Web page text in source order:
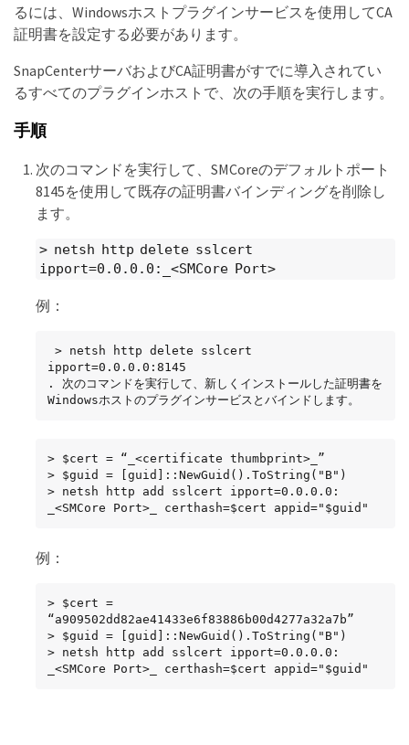
るには、Windowsホストプラグインサービスを使用してCA
証明書を設定する必要があります。
SnapCenterサーバおよびCA証明書がすでに導入されてい
るすべてのプラグインホストで、次の手順を実行します。
手順
次のコマンドを実行して、SMCoreのデフォルトポート
8145を使用して既存の証明書バインディングを削除し
ます。
> netsh http delete sslcert
ipport=0.0.0.0:_<SMCore Port>
例：
ipport=0.0.0.0:8145
. 次のコマンドを実行して、新しくインストールした証明書を
Windowsホストのプラグインサービスとバインドします。
> $cert = “_<certificate thumbprint>_”
> $guid = [guid]::NewGuid().ToString("B")
> netsh http add sslcert ipport=0.0.0.0:
_<SMCore Port>_ certhash=$cert appid="$guid"
例：
> $cert =
“a909502dd82ae41433e6f83886b00d4277a32a7b”
> $guid = [guid]::NewGuid().ToString("B")
> netsh http add sslcert ipport=0.0.0.0:
_<SMCore Port>_ certhash=$cert appid="$guid"